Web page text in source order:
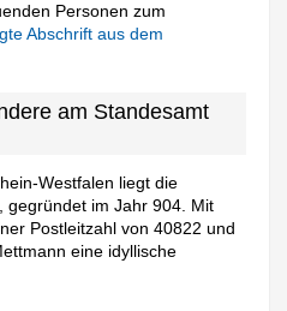
Personen zum
Abschrift aus dem
am Standesamt
Westfalen liegt die
gegründet im Jahr 904. Mit
Postleitzahl von 40822 und
eine idyllische